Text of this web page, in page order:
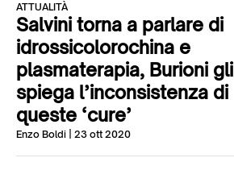
ATTUALITÀ
Salvini torna a parlare di
idrossicolorochina e
plasmaterapia, Burioni gli
spiega l’inconsistenza di
queste ‘cure’
Enzo Boldi | 23 ott 2020